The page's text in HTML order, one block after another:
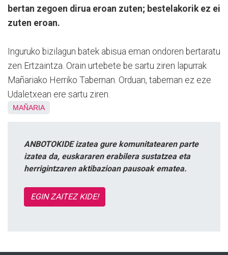
bertan zegoen dirua eroan zuten; bestelakorik ez ei
zuten eroan.
Inguruko bizilagun batek abisua eman ondoren bertaratu
zen Ertzaintza. Orain urtebete be sartu ziren lapurrak
Mañariako Herriko Tabernan. Orduan, tabernan ez eze
Udaletxean ere sartu ziren.
MAÑARIA
ANBOTOKIDE izatea gure komunitatearen parte
izatea da, euskararen erabilera sustatzea eta
herrigintzaren aktibazioan pausoak ematea.
EGIN ZAITEZ KIDE!